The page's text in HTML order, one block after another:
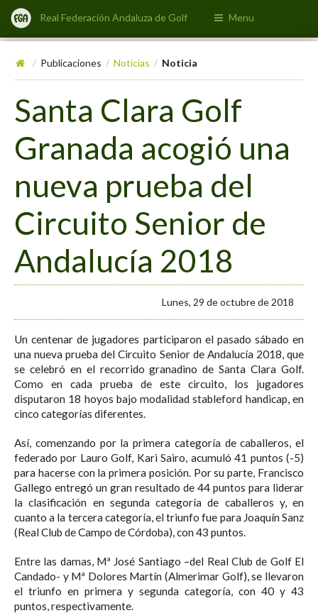
Real Federación Andaluza de Golf Menu
/ Publicaciones / Noticias / Noticia
Santa Clara Golf
Granada acogió una
nueva prueba del
Circuito Senior de
Andalucía 2018
Lunes, 29 de octubre de 2018
Un centenar de jugadores participaron el pasado sábado en
una nueva prueba del Circuito Senior de Andalucía 2018, que
se celebró en el recorrido granadino de Santa Clara Golf.
Como en cada prueba de este circuito, los jugadores
disputaron 18 hoyos bajo modalidad stableford handicap, en
cinco categorías diferentes.
Así, comenzando por la primera categoría de caballeros, el
federado por Lauro Golf, Kari Sairo, acumuló 41 puntos (-5)
para hacerse con la primera posición. Por su parte, Francisco
Gallego entregó un gran resultado de 44 puntos para liderar
la clasificación en segunda categoría de caballeros y, en
cuanto a la tercera categoría, el triunfo fue para Joaquín Sanz
(Real Club de Campo de Córdoba), con 43 puntos.
Entre las damas, Mª José Santiago –del Real Club de Golf El
Candado- y Mª Dolores Martín (Almerimar Golf), se llevaron
el triunfo en primera y segunda categoría, con 40 y 43
puntos, respectivamente.